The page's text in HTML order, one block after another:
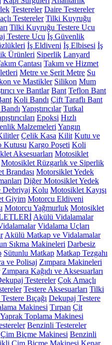
Testereler Daire Testereler
Testereler Tilki Kuyruğu
Tilki Kuyruğu Testere Ucu
Testere Ucu İş Güvenlik
İş Eldiveni İş Elbisesi İş
Ürünleri Siperlik Lanyard
Çantası Takım ve Hizmet
Metre ve Şerit Metre Su
ve Mastikler Silikon Mum
ve Bantlar Bant Teflon Bant
Koli Bandı Çift Taraflı Bant
Yapıştırıcılar Tutkal
Epoksi Hızlı
Malzemeleri Yangın
Çelik Kasa Kilit Kutu ve
Kutusu Kargo Poşeti Koli
Aksesuarları Motosiklet
Motosiklet Rüzgarlık ve Siperlik
Brandası Motorsiklet Yedek
Diğer Motosiklet Yedek
Debriyaj Kolu Motosiklet Kayışı
Giyim Motorcu Eldiveni
Motorcu Yağmurluk Motosiklet
Akülü Vidalamalar
Vidalama Uçları
Akülü Matkap ve Vidalamalar
Sıkma Makineleri Darbesiz
Sütunlu Matkap Matkap Tezgahı
ve Polisaj Zımpara Makineleri
Zımpara Kağıdı ve Aksesuarları
Testereler Çok Amaçlı
Testere Aksesuarları Tilki
Bıçağı Dekupaj Testere
Makinesi Tırpan Çit
Yaprak Toplama Makinesi
Benzinli Testereler
Çim Biçme Makinesi Benzinli
Çim Biçme Makinesi Kenar